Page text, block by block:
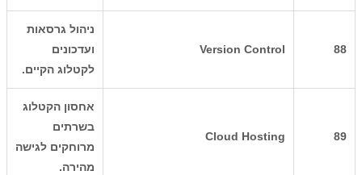
88
Version Control
ניהול גרסאות
ועדכונים
לקטלוג הקיים.
89
Cloud Hosting
אחסון הקטלוג
בשרתים
מרוחקים לגישה
מהירה.